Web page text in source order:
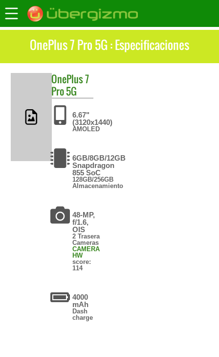
OnePlus 7 Pro 5G : Especificaciones
OnePlus7
Pro 5G
6.67"
(3120x1440)
AMOLED
6GB/8GB/12GB
Snapdragon
855 SoC
128GB/256GB
Almacenamiento
48-MP,
f/1.6,
OIS
2 Trasera
Cameras
CAMERA
HW
score:
114
4000
mAh
Dash
charge